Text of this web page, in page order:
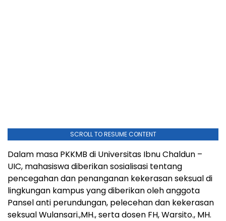
SCROLL TO RESUME CONTENT
Dalam masa PKKMB di Universitas Ibnu Chaldun –
UIC, mahasiswa diberikan sosialisasi tentang
pencegahan dan penanganan kekerasan seksual di
lingkungan kampus yang diberikan oleh anggota
Pansel anti perundungan, pelecehan dan kekerasan
seksual Wulansari.,MH., serta dosen FH, Warsito., MH.